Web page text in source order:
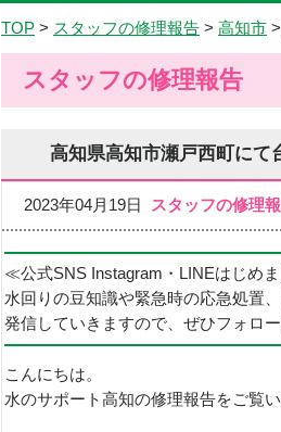
TOP > スタッフの修理報告 > 高知市 >
スタッフの修理報告
高知県高知市瀬戸西町にて
2023年04月19日 スタッフの修理
≪公式SNS Instagram・LINEはじめ
水回りの豆知識や緊急時の応急処置
発信していきますので、ぜひフォロ
こんにちは。
水のサポート高知の修理報告をご覧